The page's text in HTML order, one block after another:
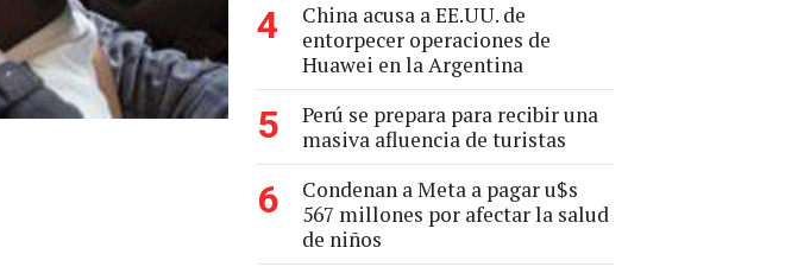
4
China acusa a EE.UU. de
entorpecer operaciones de
Huawei en la Argentina
5
Perú se prepara para recibir una
masiva afluencia de turistas
6
Condenan a Meta a pagar u$s
567 millones por afectar la salud
de niños